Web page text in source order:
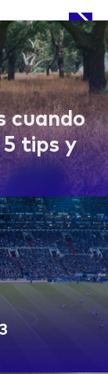
cuando
5 tips y